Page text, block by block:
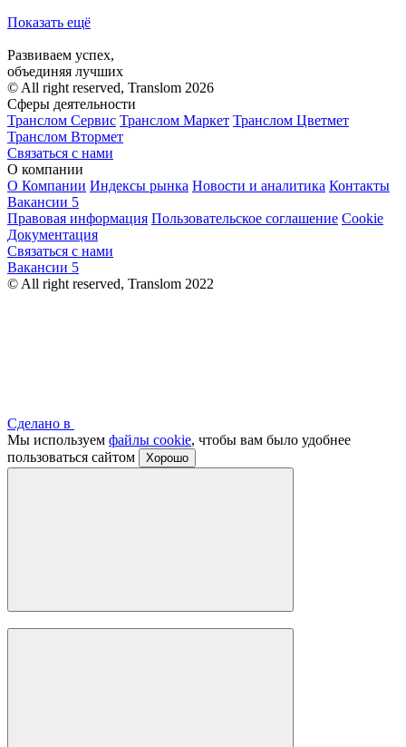
Показать ещё
Развиваем успех,
объединяя лучших
© All right reserved, Translom 2026
Сферы деятельности
Транслом Сервис Транслом Маркет Транслом Цветмет
Транслом Втормет
Связаться с нами
О компании
О Компании Индексы рынка Новости и аналитика Контакты
Вакансии 5
Правовая информация Пользовательское соглашение Cookie
Документация
Связаться с нами
Вакансии 5
© All right reserved, Translom 2022
Сделано в
Мы используем файлы cookie, чтобы вам было удобнее
пользоваться сайтом
Хорошо